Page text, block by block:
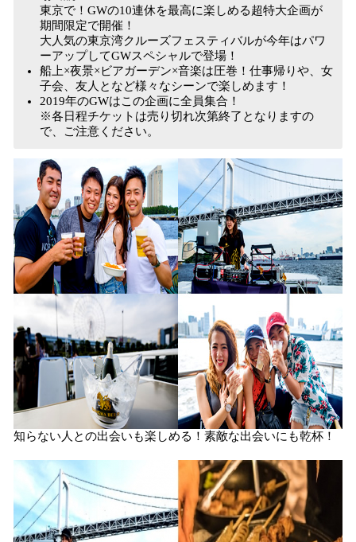
東京で！GWの10連休を最高に楽しめる超特大企画が
期間限定で開催！
大人気の東京湾クルーズフェスティバルが今年はパワ
ーアップしてGWスペシャルで登場！
船上×夜景×ビアガーデン×音楽は圧巻！仕事帰りや、女
子会、友人となど様々なシーンで楽しめます！
2019年のGWはこの企画に全員集合！
※各日程チケットは売り切れ次第終了となりますの
で、ご注意ください。
知らない人との出会いも楽しめる！素敵な出会いにも乾杯！